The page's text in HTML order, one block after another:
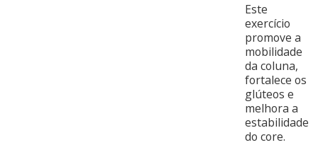
Este
exercício
promove a
mobilidade
da coluna,
fortalece os
glúteos e
melhora a
estabilidade
do core.